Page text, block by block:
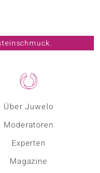
Über Juwelo
Moderatoren
Experten
Magazine